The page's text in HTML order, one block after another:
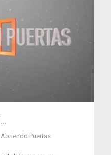
Abriendo Puertas